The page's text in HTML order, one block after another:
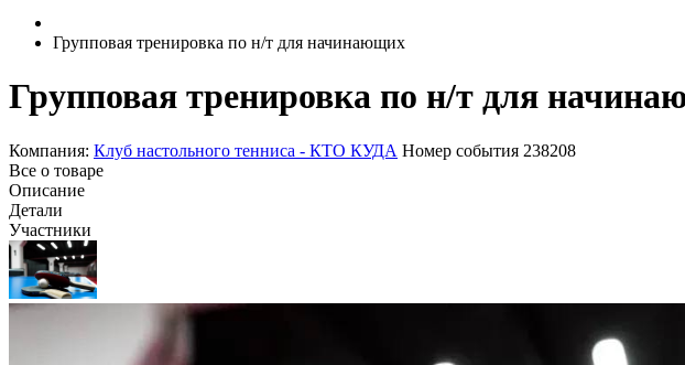
Групповая тренировка по н/т для начинающих
Групповая тренировка по н/т для
Компания: Клуб настольного тенниса - КТО КУДА Номер события 238208
Все о товаре
Описание
Детали
Участники